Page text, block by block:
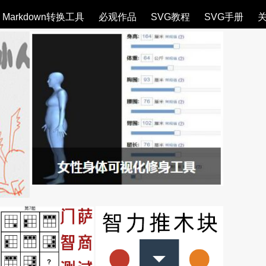
Markdown转换工具 必观作品 SVG教程 SVG手册